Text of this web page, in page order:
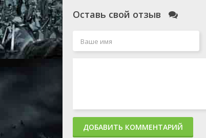
Оставь свой отзыв
ДОБАВИТЬ КОММЕНТАРИЙ